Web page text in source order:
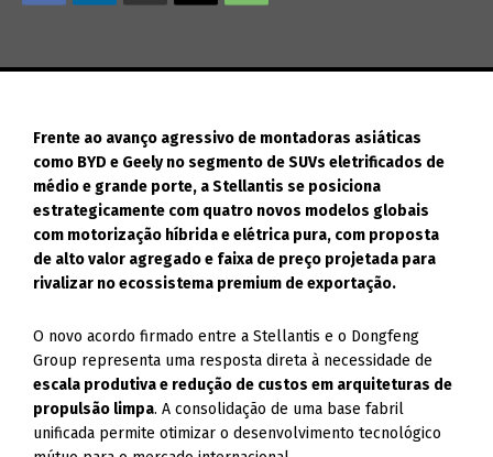
Frente ao avanço agressivo de montadoras asiáticas
como BYD e Geely no segmento de SUVs eletrificados de
médio e grande porte, a Stellantis se posiciona
estrategicamente com quatro novos modelos globais
com motorização híbrida e elétrica pura, com proposta
de alto valor agregado e faixa de preço projetada para
rivalizar no ecossistema premium de exportação.
O novo acordo firmado entre a Stellantis e o Dongfeng
Group representa uma resposta direta à necessidade de
escala produtiva e redução de custos em arquiteturas de
propulsão limpa. A consolidação de uma base fabril
unificada permite otimizar o desenvolvimento tecnológico